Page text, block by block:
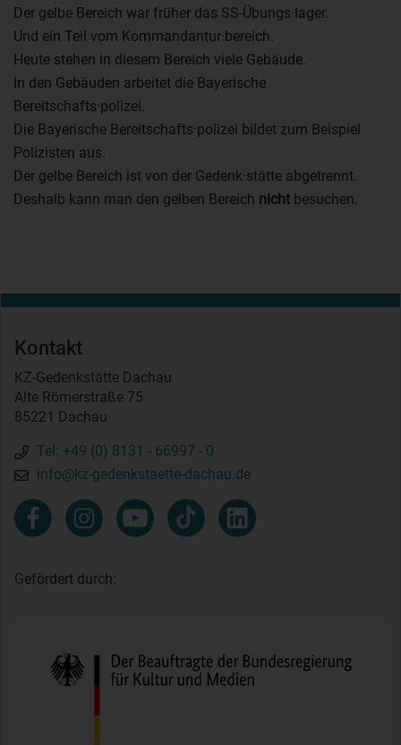
Der gelbe Bereich war früher das SS-Übungs·lager.
Und ein Teil vom Kommandantur·bereich.
Heute stehen in diesem Bereich viele Gebäude.
In den Gebäuden arbeitet die Bayerische
Bereitschafts·polizei.
Die Bayerische Bereitschafts·polizei bildet zum Beispiel
Polizisten aus.
Der gelbe Bereich ist von der Gedenk·stätte abgetrennt.
Deshalb kann man den gelben Bereich nicht besuchen.
Kontakt
KZ-Gedenkstätte Dachau
Alte Römerstraße 75
85221 Dachau
Tel: +49 (0) 8131 - 66997 - 0
info@kz-gedenkstaette-dachau.de
Gefördert durch: